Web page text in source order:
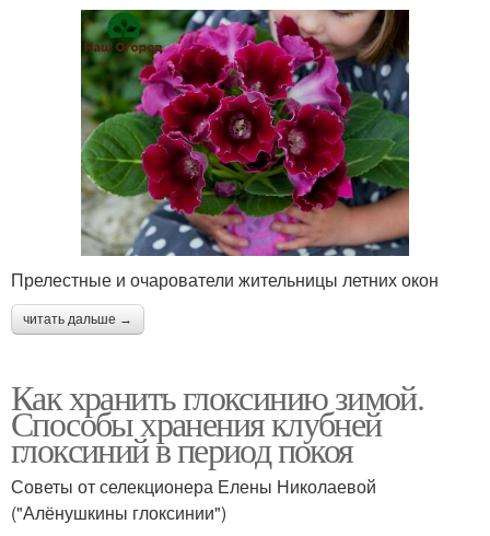
Прелестные и очарователи жительницы летних окон
читать дальше →
Как хранить глоксинию зимой.
Способы хранения клубней
глоксиний в период покоя
Советы от селекционера Елены Николаевой
("Алёнушкины глоксинии")